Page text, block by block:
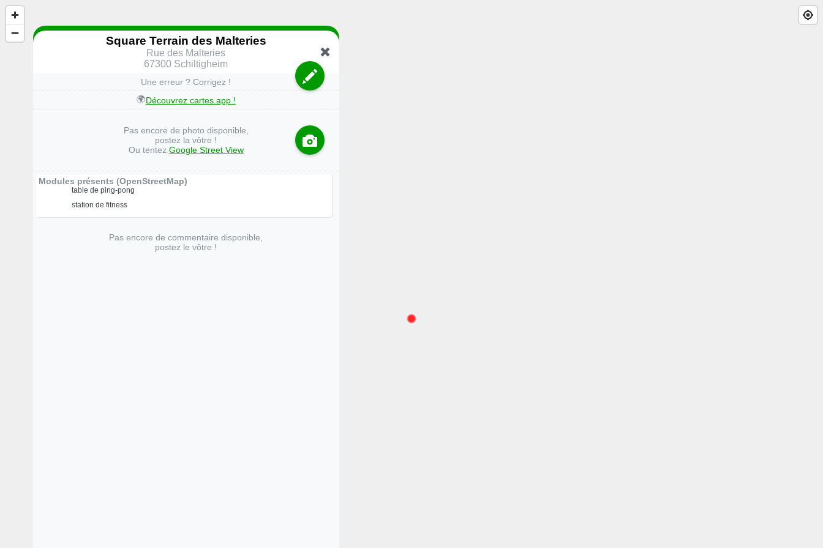
Square Terrain des Malteries
Rue des Malteries
67300 Schiltigheim
Une erreur ? Corrigez !
🌍Découvrez cartes.app !
Pas encore de photo disponible,
postez la vôtre !
Ou tentez Google Street View
Modules présents (OpenStreetMap)
table de ping-pong
station de fitness
Pas encore de commentaire disponible,
postez le vôtre !